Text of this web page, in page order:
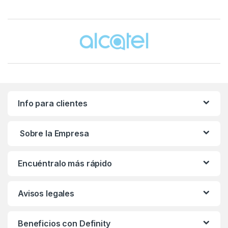
Brands Carousel
Info para clientes
Sobre la Empresa
Encuéntralo más rápido
Avisos legales
Beneficios con Definity